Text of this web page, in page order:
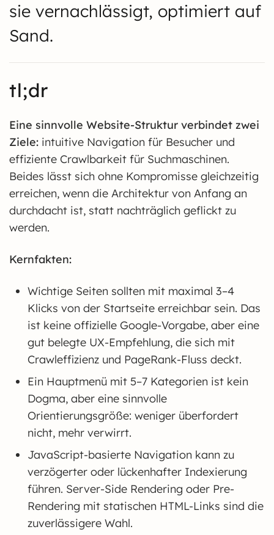
sie vernachlässigt, optimiert auf
Sand.
tl;dr
Eine sinnvolle Website-Struktur verbindet zwei
Ziele: intuitive Navigation für Besucher und
effiziente Crawlbarkeit für Suchmaschinen.
Beides lässt sich ohne Kompromisse gleichzeitig
erreichen, wenn die Architektur von Anfang an
durchdacht ist, statt nachträglich geflickt zu
werden.
Kernfakten:
Wichtige Seiten sollten mit maximal 3–4
Klicks von der Startseite erreichbar sein. Das
ist keine offizielle Google-Vorgabe, aber eine
gut belegte UX-Empfehlung, die sich mit
Crawleffizienz und PageRank-Fluss deckt.
Ein Hauptmenü mit 5–7 Kategorien ist kein
Dogma, aber eine sinnvolle
Orientierungsgröße: weniger überfordert
nicht, mehr verwirrt.
JavaScript-basierte Navigation kann zu
verzögerter oder lückenhafter Indexierung
führen. Server-Side Rendering oder Pre-
Rendering mit statischen HTML-Links sind die
zuverlässigere Wahl.